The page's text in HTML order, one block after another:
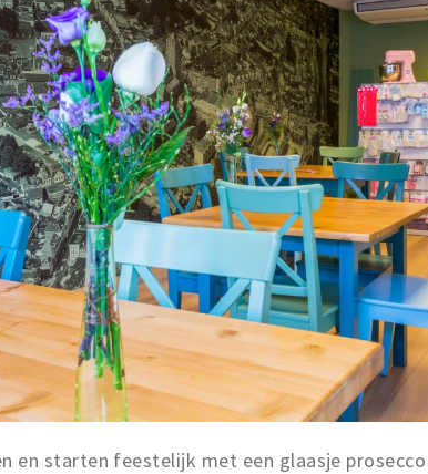
en starten feestelijk met een glaasje